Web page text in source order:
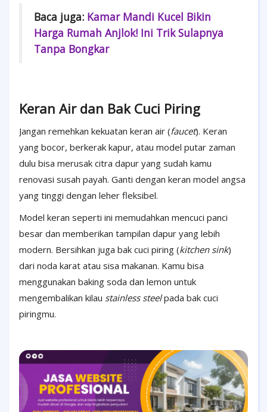
Baca juga: Kamar Mandi Kucel Bikin
Harga Rumah Anjlok! Ini Trik Sulapnya
Tanpa Bongkar
Keran Air dan Bak Cuci Piring
Jangan remehkan kekuatan keran air (faucet). Keran
yang bocor, berkerak kapur, atau model putar zaman
dulu bisa merusak citra dapur yang sudah kamu
renovasi susah payah. Ganti dengan keran model angsa
yang tinggi dengan leher fleksibel.
Model keran seperti ini memudahkan mencuci panci
besar dan memberikan tampilan dapur yang lebih
modern. Bersihkan juga bak cuci piring (kitchen sink)
dari noda karat atau sisa makanan. Kamu bisa
menggunakan baking soda dan lemon untuk
mengembalikan kilau stainless steelpada bak cuci
piringmu.